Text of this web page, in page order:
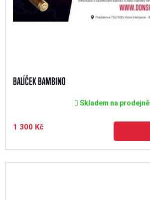
BALÍČEK BAMBINO
Skladem na prodejně
1 300 Kč